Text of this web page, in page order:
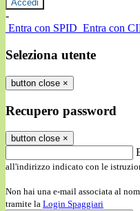
-
Entra con SPID Entra con
Seleziona utente
button close ×
Recupero password
button close ×
all'indirizzo indicato con le
Non hai una e-mail associata al
tramite la Login Spaggiari